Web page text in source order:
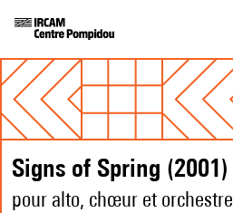
Signs of Spring (2001)
pour alto, chœur et orchestre